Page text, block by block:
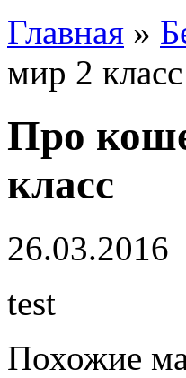
Главная »
мир 2 класс
Про
класс
26.03.2016
test
Похожие